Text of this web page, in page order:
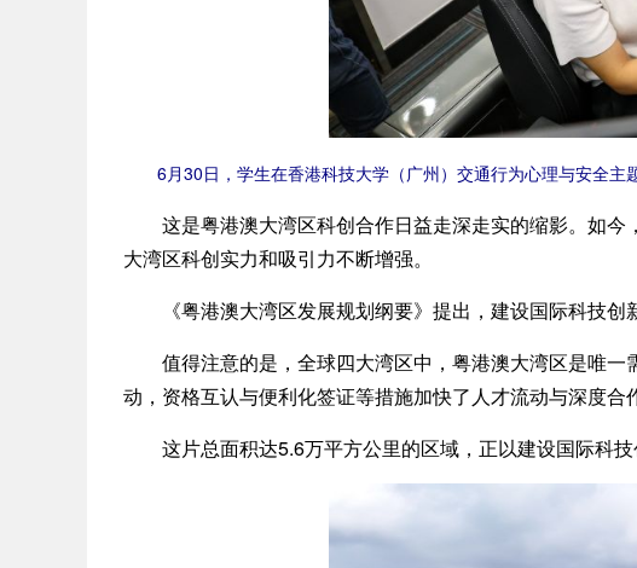
6月30日，学生在香港科技大学（广州）交通行为心理与安全主
这是粤港澳大湾区科创合作日益走深走实的缩影。如今
大湾区科创实力和吸引力不断增强。
《粤港澳大湾区发展规划纲要》提出，建设国际科技创
值得注意的是，全球四大湾区中，粤港澳大湾区是唯一
动，资格互认与便利化签证等措施加快了人才流动与深度合
这片总面积达5.6万平方公里的区域，正以建设国际科技